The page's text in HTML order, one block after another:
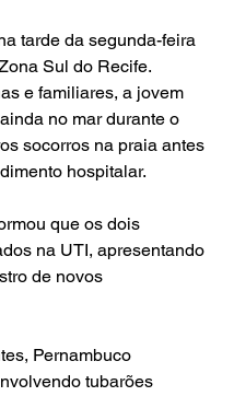
tarde da segunda-feira
Sul do Recife.
e familiares, a jovem
no mar durante o
socorros na praia antes
hospitalar.
que os dois
na UTI, apresentando
de novos
Pernambuco
tubarões